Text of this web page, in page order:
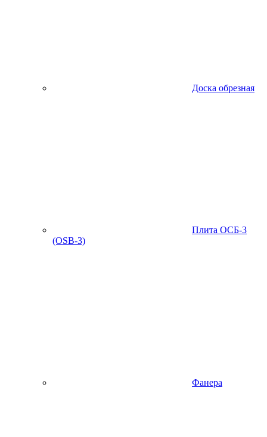
Доска обрезная
Плита ОСБ-3
(OSB-3)
Фанера